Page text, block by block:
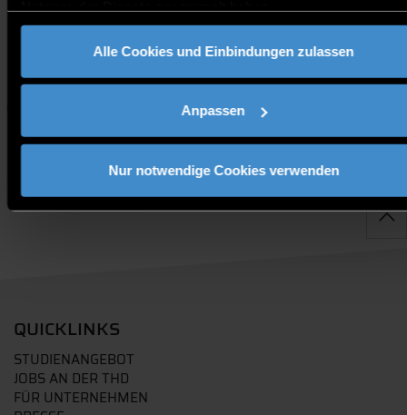
Alle Cookies und Einbindungen zulassen
Anpassen
Nur notwendige Cookies verwenden
welcome@th-deg.de
Link zur Veranstaltung
QUICKLINKS
STUDIENANGEBOT
JOBS AN DER THD
FÜR UNTERNEHMEN